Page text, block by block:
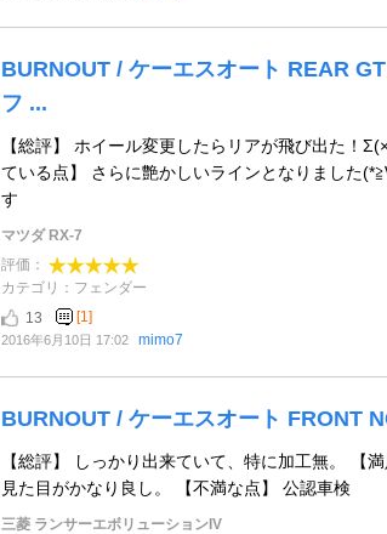
BURNOUT / ケーエスオート REAR
フ ...
【総評】 ホイール変更したらリアが飛び出た！
ている点】 さらに艶かしいラインとなりました
す
マツダ RX-7
評価：
カテゴリ：フェンダー
13
[1]
2016年6月10日 17:02 mimo7
BURNOUT / ケーエスオート FRONT
【総評】 しっかり出来ていて、特に加工無。 【
見た目がかなり良し。 【不満な点】 公認車検
三菱 ランサーエボリューションIV